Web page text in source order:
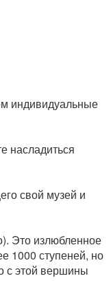
индивидуальные
насладиться
свой музей и
Это излюбленное
1000 ступеней, но
с этой вершины